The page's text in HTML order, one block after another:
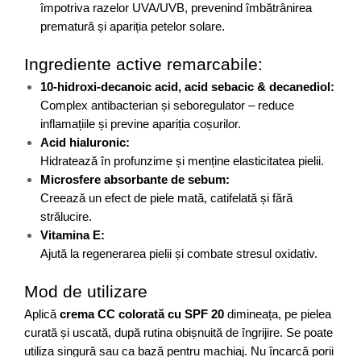
împotriva razelor UVA/UVB, prevenind îmbătrânirea
prematură și apariția petelor solare.
Ingrediente active remarcabile:
10-hidroxi-decanoic acid, acid sebacic & decanediol:
Complex antibacterian și seboregulator – reduce
inflamațiile și previne apariția coșurilor.
Acid hialuronic:
Hidratează în profunzime și menține elasticitatea pielii.
Microsfere absorbante de sebum:
Creează un efect de piele mată, catifelată și fără
strălucire.
Vitamina E:
Ajută la regenerarea pielii și combate stresul oxidativ.
Mod de utilizare
Aplică crema CC colorată cu SPF 20 dimineața, pe pielea
curată și uscată, după rutina obișnuită de îngrijire. Se poate
utiliza singură sau ca bază pentru machiaj. Nu încarcă porii